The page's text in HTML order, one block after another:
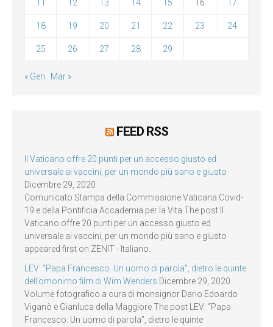
11 12 13 14 15 16 17
18 19 20 21 22 23 24
25 26 27 28 29
« Gen Mar »
FEED RSS
Il Vaticano offre 20 punti per un accesso giusto ed
universale ai vaccini, per un mondo più sano e giusto
Dicembre 29, 2020
Comunicato Stampa della Commissione Vaticana Covid-
19 e della Pontificia Accademia per la Vita The post Il
Vaticano offre 20 punti per un accesso giusto ed
universale ai vaccini, per un mondo più sano e giusto
appeared first on ZENIT - Italiano.
LEV: “Papa Francesco. Un uomo di parola”, dietro le quinte
dell’omonimo film di Wim Wenders Dicembre 29, 2020
Volume fotografico a cura di monsignor Dario Edoardo
Viganò e Gianluca della Maggiore The post LEV: “Papa
Francesco. Un uomo di parola”, dietro le quinte